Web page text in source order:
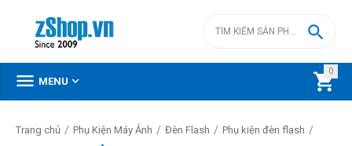
0


 MENU 
Trang chủ / Phụ Kiện Máy Ảnh / Đèn Flash / Phụ kiện đèn flash /